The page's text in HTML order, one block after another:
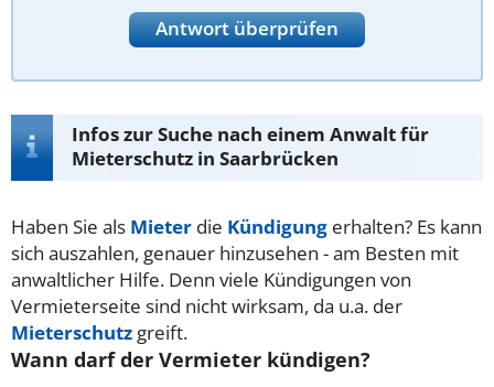
Antwort überprüfen
Infos zur Suche nach einem Anwalt für
Mieterschutz in Saarbrücken
Haben Sie als Mieter die Kündigung erhalten? Es kann
sich auszahlen, genauer hinzusehen - am Besten mit
anwaltlicher Hilfe. Denn viele Kündigungen von
Vermieterseite sind nicht wirksam, da u.a. der
Mieterschutz greift.
Wann darf der Vermieter kündigen?